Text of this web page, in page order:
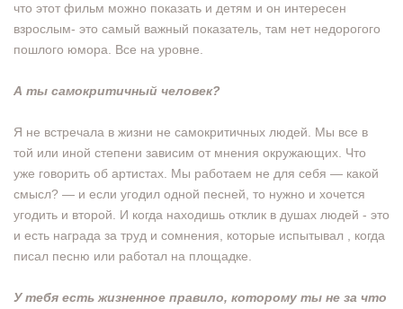
что этот фильм можно показать и детям и он интересен
взрослым- это самый важный показатель, там нет недорогого
пошлого юмора. Все на уровне.
А ты самокритичный человек?
Я не встречала в жизни не самокритичных людей. Мы все в
той или иной степени зависим от мнения окружающих. Что
уже говорить об артистах. Мы работаем не для себя — какой
смысл? — и если угодил одной песней, то нужно и хочется
угодить и второй. И когда находишь отклик в душах людей - это
и есть награда за труд и сомнения, которые испытывал , когда
писал песню или работал на площадке.
У тебя есть жизненное правило, которому ты не за что